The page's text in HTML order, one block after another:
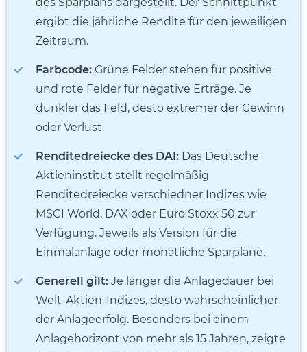
ergibt die jährliche Rendite für den jeweiligen
Zeitraum.
Farbcode: Grüne Felder stehen für positive
und rote Felder für negative Erträge. Je
dunkler das Feld, desto extremer der Gewinn
oder Verlust.
Renditedreiecke des DAI: Das Deutsche
Aktieninstitut stellt regelmäßig
Renditedreiecke verschiedner Indizes wie
MSCI World, DAX oder Euro Stoxx 50 zur
Verfügung. Jeweils als Version für die
Einmalanlage oder monatliche Sparpläne.
Generell gilt: Je länger die Anlagedauer bei
Welt-Aktien-Indizes, desto wahrscheinlicher
der Anlageerfolg. Besonders bei einem
Anlagehorizont von mehr als 15 Jahren, zeigte